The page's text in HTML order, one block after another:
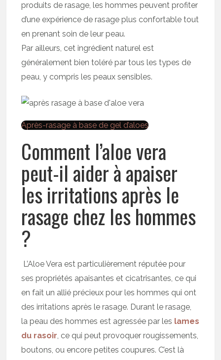
produits de rasage, les hommes peuvent profiter
d’une expérience de rasage plus confortable tout
en prenant soin de leur peau.
Par ailleurs, cet ingrédient naturel est
généralement bien toléré par tous les types de
peau, y compris les peaux sensibles.
Après-rasage à base de gel d’aloes
Comment l’aloe vera
peut-il aider à apaiser
les irritations après le
rasage chez les hommes
?
L’Aloe Vera est particulièrement réputée pour
ses propriétés apaisantes et cicatrisantes, ce qui
en fait un allié précieux pour les hommes qui ont
des irritations après le rasage. Durant le rasage,
la peau des hommes est agressée par les lames
du rasoir, ce qui peut provoquer rougissements,
boutons, ou encore petites coupures. C’est là